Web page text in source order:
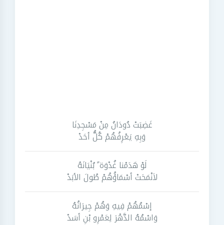
غَضِبَتْ دُودَانُ مِنْ مَسْجِدِنَا
وَبِهِ يَعْرِفُهُمْ كُلُّ أحَدْ
لَوْ هَدَمْنا غُدْوَة ً بُنْيَانَهُ
لاَنْمَحَتْ أسْمَاؤُهُمْ طُولَ الأبَدْ
إسْمُهُمْ فِيهِ وَهُمْ جِيرَانُهُ
وَاسْمُهُ الدَّهْرَ لِعَمْرِو بْنِ أسَدْ